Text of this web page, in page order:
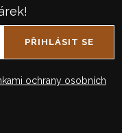
ochrany osobních
PŘIHLÁSIT SE